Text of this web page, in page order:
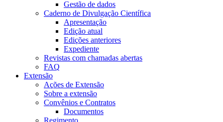
Gestão de dados
Caderno de Divulgação Científica
Apresentação
Edição atual
Edições anteriores
Expediente
Revistas com chamadas abertas
FAQ
Extensão
Ações de Extensão
Sobre a extensão
Convênios e Contratos
Documentos
Regimento